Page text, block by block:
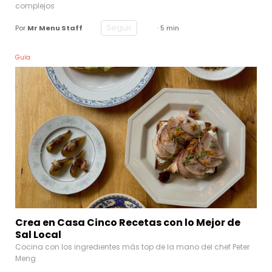
complejos
Por Mr Menu Staff Seguir · 5 min
Guía
Crea en Casa Cinco Recetas con lo Mejor de
Sal Local
Cocina con los ingredientes más top de la mano del chef Peter
Meng